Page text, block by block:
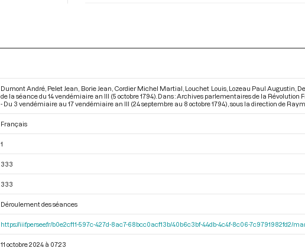
Dumont André, Pelet Jean, Borie Jean, Cordier Michel Martial, Louchet Louis, Lozeau Paul Augustin,
de la séance du 14 vendémiaire an III (5 octobre 1794). Dans : Archives parlementaires de la
- Du 3 vendémiaire au 17 vendémiaire an III (24 septembre au 8 octobre 1794) , sous la direction de
Français
1
333
333
Déroulement des séances
https://iiif.persee.fr/b0e2cf11-597c-427d-8ac7-68bcc0acf13b/40b6c3bf-44db-4c4f-8c06-7c9791982fd2/
11 octobre 2024 à 07:23